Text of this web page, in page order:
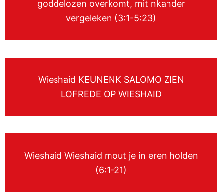
goddelozen overkomt, mit nkander
vergeleken (3:1-5:23)
Wieshaid KEUNENK SALOMO ZIEN
LOFREDE OP WIESHAID
Wieshaid Wieshaid mout je in eren holden
(6:1-21)